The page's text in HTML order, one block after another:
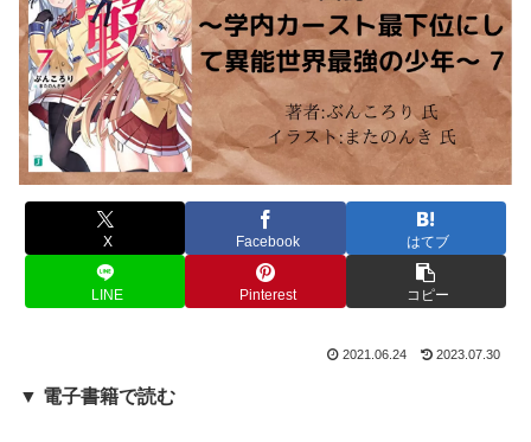
X Facebook はてブ
LINE Pinterest コピー
2021.06.24 2023.07.30
▼ 電子書籍で読む